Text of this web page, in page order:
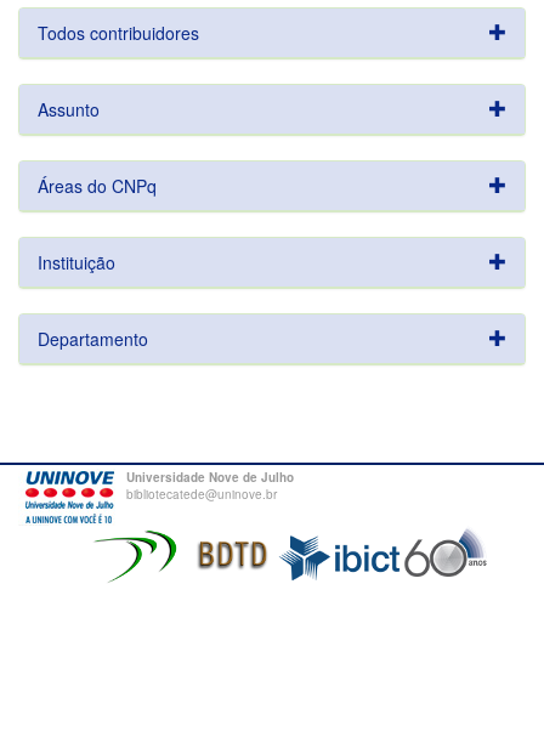
Todos contribuidores
Assunto
Áreas do CNPq
Instituição
Departamento
Universidade Nove de Julho
bibliotecatede@uninove.br